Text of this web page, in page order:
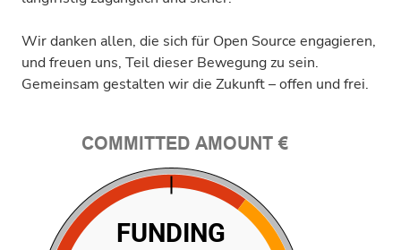
Wir danken allen, die sich für Open Source engagieren,
und freuen uns, Teil dieser Bewegung zu sein.
Gemeinsam gestalten wir die Zukunft – offen und frei.